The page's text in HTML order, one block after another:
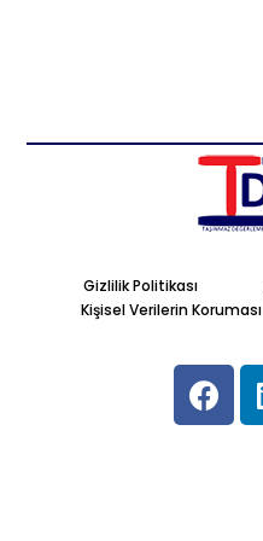
Gizlilik Politikası
Kişisel Verilerin Koruması